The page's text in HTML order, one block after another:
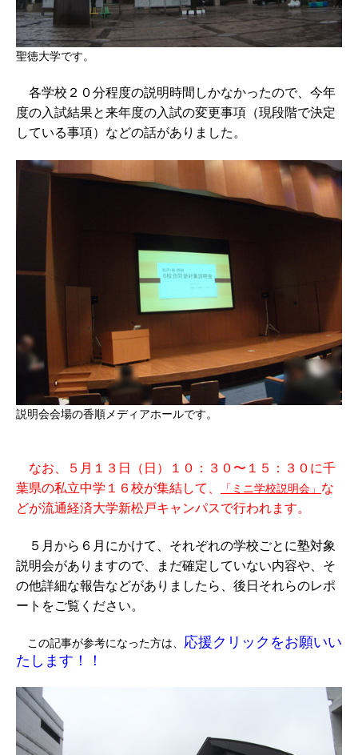
聖徳大学です。
各学校２０分程度の説明時間しかなかったので、今年
度の入試結果と来年度の入試の変更事項（現段階で決定
している事項）などの話がありました。
説明会会場の香順メディアホールです。
なお、５月１３日（日）１０：３０〜１５：３０に千
葉県の私立中学１６校が集結して、
「ミニ学校説明会」 な
どが流通経済大学新松戸キャンパスで行われます。
５月から６月にかけて、それぞれの学校ごとに塾対象
説明会がありますので、まだ確定していない内容や、そ
の他詳細な報告などがありましたら、後日それらのレポ
ートをご覧ください。
この記事が参考になった方は、 応援クリックをお願いい
たします！！